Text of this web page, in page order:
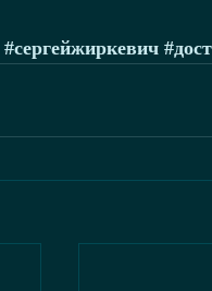
#сергейжиркевич